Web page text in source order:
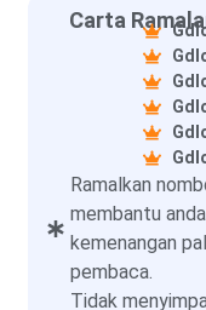
Carta
Ramalkan
membantu
kemenangan
pembaca.
Tidak